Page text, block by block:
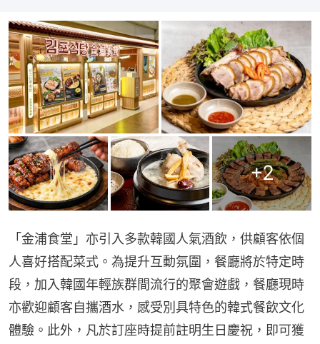
+2
「金浦食堂」亦引入多款韓國人氣酒飲，供顧客依個
人喜好搭配菜式。為提升互動氛圍，餐廳將於特定時
段，加入韓國年輕族群間流行的聚會遊戲，餐廳現時
亦歡迎顧客自攜酒水，感受別具特色的韓式餐飲文化
體驗。此外，凡於訂座時提前註明生日慶祝，即可獲